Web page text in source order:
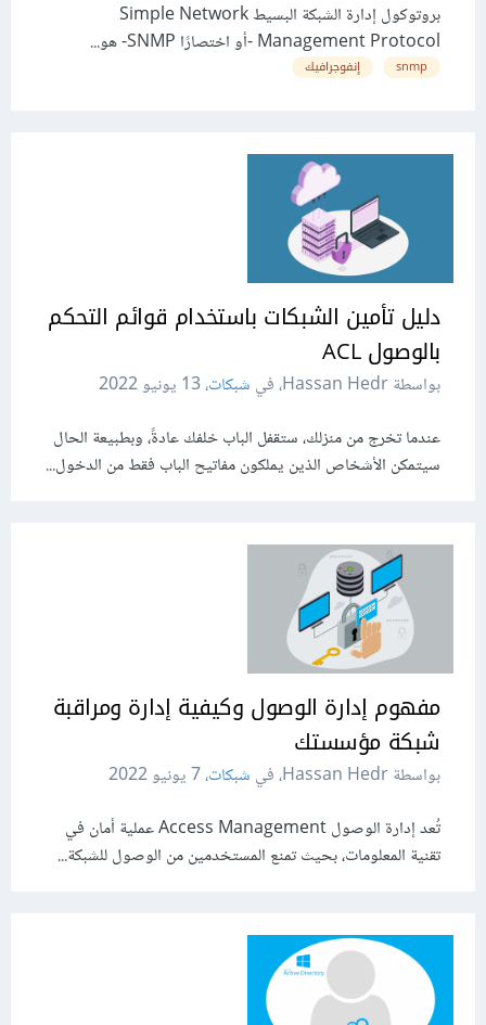
بروتوكول إدارة الشبكة البسيط Simple Network
Management Protocol -أو اختصارًا SNMP- هو...
snmp إنفوجرافيك
دليل تأمين الشبكات باستخدام قوائم التحكم
بالوصول ACL
بواسطة Hassan Hedr، في شبكات،13 يونيو 2022
عندما تخرج من منزلك، ستقفل الباب خلفك عادةً، وبطبيعة الحال
سيتمكن الأشخاص الذين يملكون مفاتيح الباب فقط من الدخول...
مفهوم إدارة الوصول وكيفية إدارة ومراقبة
شبكة مؤسستك
بواسطة Hassan Hedr، في شبكات،7 يونيو 2022
تُعد إدارة الوصول Access Management عملية أمان في
تقنية المعلومات، بحيث تمنع المستخدمين من الوصول للشبكة...